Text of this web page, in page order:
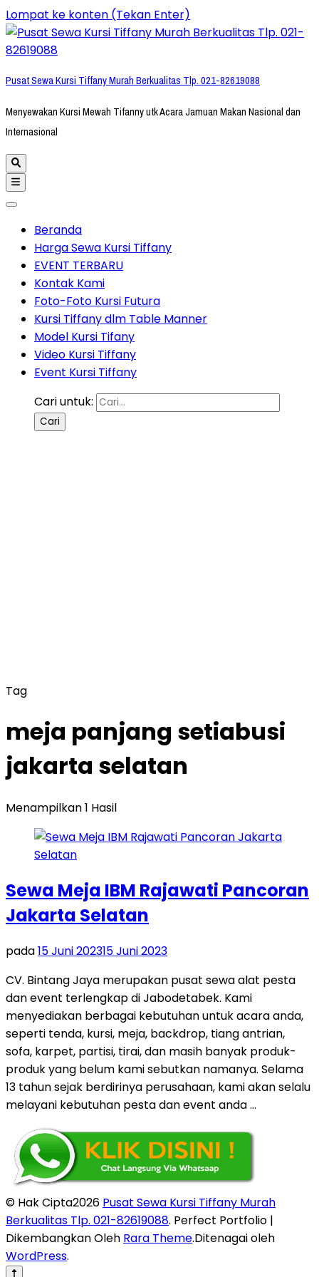
Lompat ke konten (Tekan Enter)
Pusat Sewa Kursi Tiffany Murah Berkualitas Tlp. 021-82619088
Menyewakan Kursi Mewah Tifanny utk Acara Jamuan Makan Nasional dan
Internasional
Beranda
Harga Sewa Kursi Tiffany
EVENT TERBARU
Kontak Kami
Foto-Foto Kursi Futura
Kursi Tiffany dlm Table Manner
Model Kursi Tifany
Video Kursi Tiffany
Event Kursi Tiffany
Cari untuk:
Tag
meja panjang setiabusi
jakarta selatan
Menampilkan 1 Hasil
Sewa Meja IBM Rajawati Pancoran
Jakarta Selatan
pada15 Juni 202315 Juni 2023
CV. Bintang Jaya merupakan pusat sewa alat pesta
dan event terlengkap di Jabodetabek. Kami
menyediakan berbagai kebutuhan untuk acara anda,
seperti tenda, kursi, meja, backdrop, tiang antrian,
sofa, karpet, partisi, tirai, dan masih banyak produk-
produk yang belum kami sebutkan namanya. Selama
13 tahun sejak berdirinya perusahaan, kami akan selalu
melayani kebutuhan pesta dan event anda …
© Hak Cipta2026 Pusat Sewa Kursi Tiffany Murah
Berkualitas Tlp. 021-82619088. Perfect Portfolio |
Dikembangkan Oleh Rara Theme.Ditenagai oleh
WordPress.